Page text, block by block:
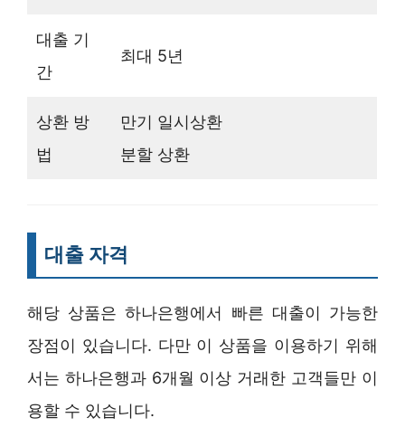
대출 기
간
최대 5년
상환 방
법
만기 일시상환
분할 상환
대출 자격
해당 상품은 하나은행에서 빠른 대출이 가능한
장점이 있습니다. 다만 이 상품을 이용하기 위해
서는 하나은행과 6개월 이상 거래한 고객들만 이
용할 수 있습니다.